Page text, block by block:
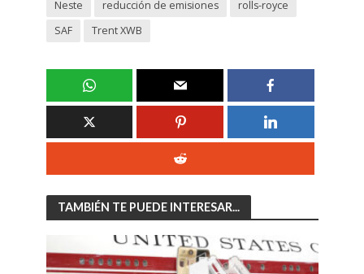
Neste
reducción de emisiones
rolls-royce
SAF
Trent XWB
TAMBIÉN TE PUEDE INTERESAR...